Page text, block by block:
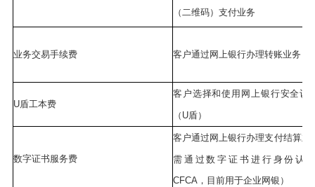
（二维码）支付业务
业务交易手续费 客户通过网上银行办理转账业务
U盾工本费
客户选择和使用网上银行安全认
（U盾）
数字证书服务费
客户通过网上银行办理支付结算业
需通过数字证书进行身份认
CFCA，目前用于企业网银）